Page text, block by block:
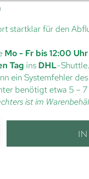
startklar für den
Mo - Fr bis 12:00 Uhr
Tag ins DHL-Shuttle.
ein Systemfehler
benötigt etwa 5 – 7
ist im